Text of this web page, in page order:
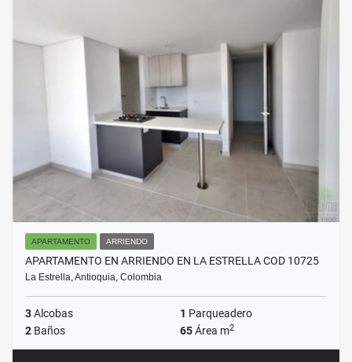
APARTAMENTO ARRIENDO
APARTAMENTO EN ARRIENDO EN LA ESTRELLA COD 10725
La Estrella, Antioquia, Colombia
3Alcobas 1 Parqueadero
2 Baños 65Área m2